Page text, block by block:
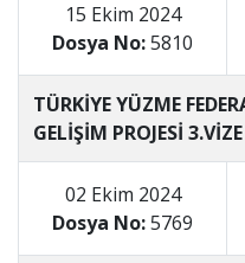
15 Ekim 2024
Dosya No:5810
TÜRKİYE YÜZME
GELİŞİM PROJESİ
02 Ekim 2024
Dosya No:5769